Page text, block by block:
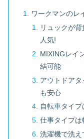
ワークマンのレ
リュックが
人気!
MIXINGレイ
結可能
アウトドア
も安心
自転車タイ
仕事タイプ
洗濯機で洗